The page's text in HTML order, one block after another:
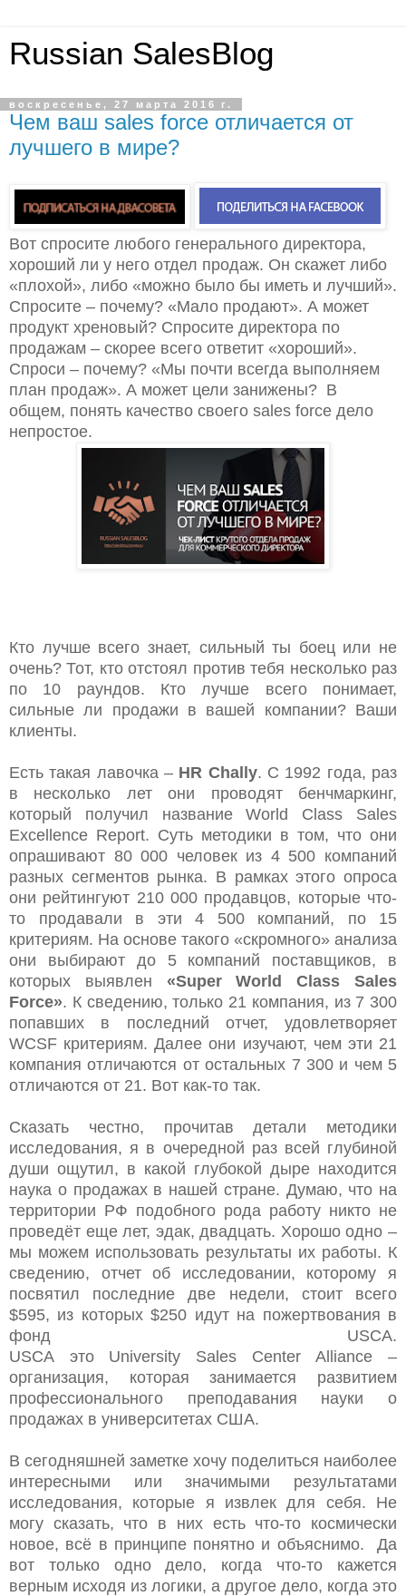
Russian SalesBlog
воскресенье, 27 марта 2016 г.
Чем ваш sales force отличается от
лучшего в мире?
Вот спросите любого генерального директора,
хороший ли у него отдел продаж. Он скажет либо
«плохой», либо «можно было бы иметь и лучший».
Спросите – почему? «Мало продают». А может
продукт хреновый? Спросите директора по
продажам – скорее всего ответит «хороший».
Спроси – почему? «Мы почти всегда выполняем
план продаж». А может цели занижены? В
общем, понять качество своего sales force дело
непростое.
Кто лучше всего знает, сильный ты боец или не
очень? Тот, кто отстоял против тебя несколько раз
по 10 раундов. Кто лучше всего понимает,
сильные ли продажи в вашей компании? Ваши
клиенты.
Есть такая лавочка – HR Chally. С 1992 года, раз
в несколько лет они проводят бенчмаркинг,
который получил название World Class Sales
Excellence Report. Суть методики в том, что они
опрашивают 80 000 человек из 4 500 компаний
разных сегментов рынка. В рамках этого опроса
они рейтингуют 210 000 продавцов, которые что-
то продавали в эти 4 500 компаний, по 15
критериям. На основе такого «скромного» анализа
они выбирают до 5 компаний поставщиков, в
которых выявлен «Super World Class Sales
Force». К сведению, только 21 компания, из 7 300
попавших в последний отчет, удовлетворяет
WCSF критериям. Далее они изучают, чем эти 21
компания отличаются от остальных 7 300 и чем 5
отличаются от 21. Вот как-то так.
Сказать честно, прочитав детали методики
исследования, я в очередной раз всей глубиной
души ощутил, в какой глубокой дыре находится
наука о продажах в нашей стране. Думаю, что на
территории РФ подобного рода работу никто не
проведёт еще лет, эдак, двадцать. Хорошо одно –
мы можем использовать результаты их работы. К
сведению, отчет об исследовании, которому я
посвятил последние две недели, стоит всего
$595, из которых $250 идут на пожертвования в
фонд USCA.
USCA это University Sales Center Alliance
–
организация, которая занимается развитием
профессионального преподавания науки о
продажах в университетах США.
В сегодняшней заметке хочу поделиться наиболее
интересными или значимыми результатами
исследования, которые я извлек для себя. Не
могу сказать, что в них есть что-то космически
новое, всё в принципе понятно и объяснимо.
Да
вот только одно дело, когда что-то кажется
верным исходя из логики, а другое дело, когда это